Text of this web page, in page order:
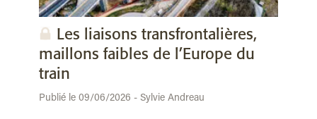
Les liaisons transfrontalières,
maillons faibles de l’Europe du
train
Publié le 09/06/2026 - Sylvie Andreau